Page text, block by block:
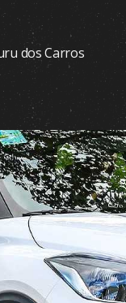
dos Carros